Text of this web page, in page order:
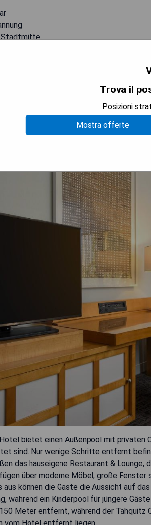
Stadtmitte
Hotel
Essensmöglichkeiten
MOSTRA I PREZZI
Hotel
bietet einen Außenpool mit privaten
sind. Nur wenige Schritte entfernt
das hauseigene Restaurant & Lounge,
über moderne Möbel, große Fenster
können die Gäste die Aussicht auf
während ein Kinderpool für jüngere
Meter entfernt, während der Tahquitz
vom Hotel entfernt liegen.
Trova il
Posizioni
Mostra offerte